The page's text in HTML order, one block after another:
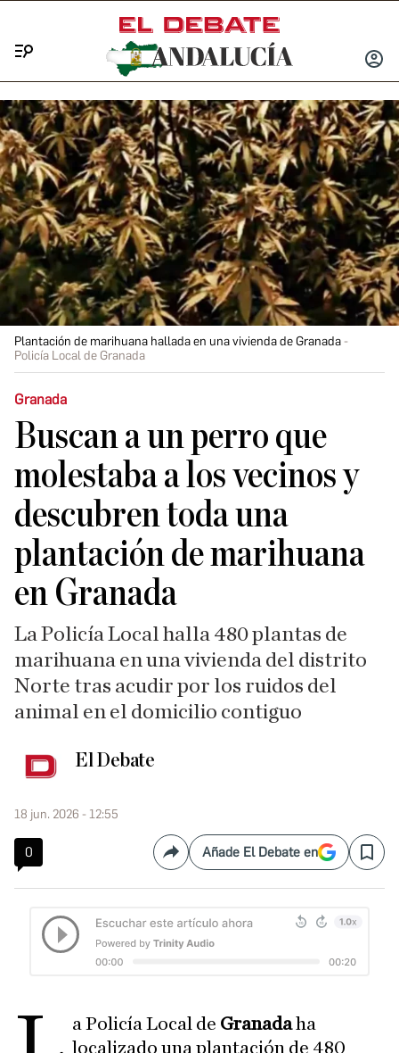
INICIAR
Plantación de marihuana hallada en una vivienda de Granada
Policía Local de Granada
Granada
Buscan a un perro que
molestaba a los vecinos y
descubren toda una
plantación de marihuana
en Granada
La Policía Local halla 480 plantas de
marihuana en una vivienda del distrito
Norte tras acudir por los ruidos del
animal en el domicilio contiguo
El Debate
18 jun. 2026 - 12:55
0 CompartirAñade El Debate en Save
a Policía Local de Granadaha
localizado una plantación de 480